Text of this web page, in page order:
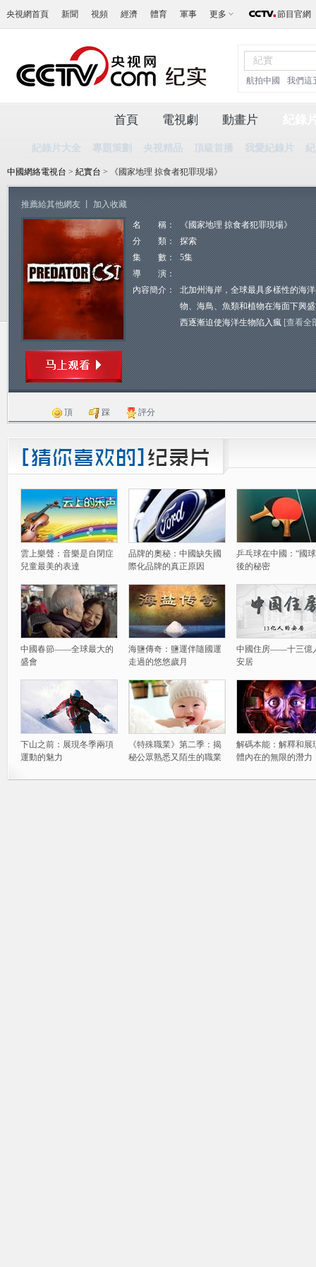
央視網首頁 新聞 視頻 經濟 體育 軍事 更多 節目官網
航拍中國 我們這
首頁 電視劇 動畫片
紀錄片大全 專題策劃 央視精品 頂級首播 我愛紀錄片
中國網絡電視台 > 紀實台 > 《國家地理 掠食者犯罪現場》
推薦給其他網友 加入收藏
名 稱：
《國家地理 掠食者犯罪現場》
分 類：
探索
集 數：
5集
導 演：
內容簡介：
北加州海岸，全球最具多樣性的海
物、海鳥、魚類和植物在海面下興
西逐漸迫使海洋生物陷入瘋 [查看全
頂 踩 評分
雲上樂聲：音樂是自閉症
兒童最美的表達
品牌的奧秘：中國缺失國
際化品牌的真正原因
乒乓球在中國：“國
後的秘密
中國春節——全球最大的
盛會
海鹽傳奇：鹽運伴隨國運
走過的悠悠歲月
中國住房——十三億
安居
下山之前：展現冬季兩項
運動的魅力
《特殊職業》第二季：揭
秘公眾熟悉又陌生的職業
解碼本能：解釋和展
體內在的無限的潛力